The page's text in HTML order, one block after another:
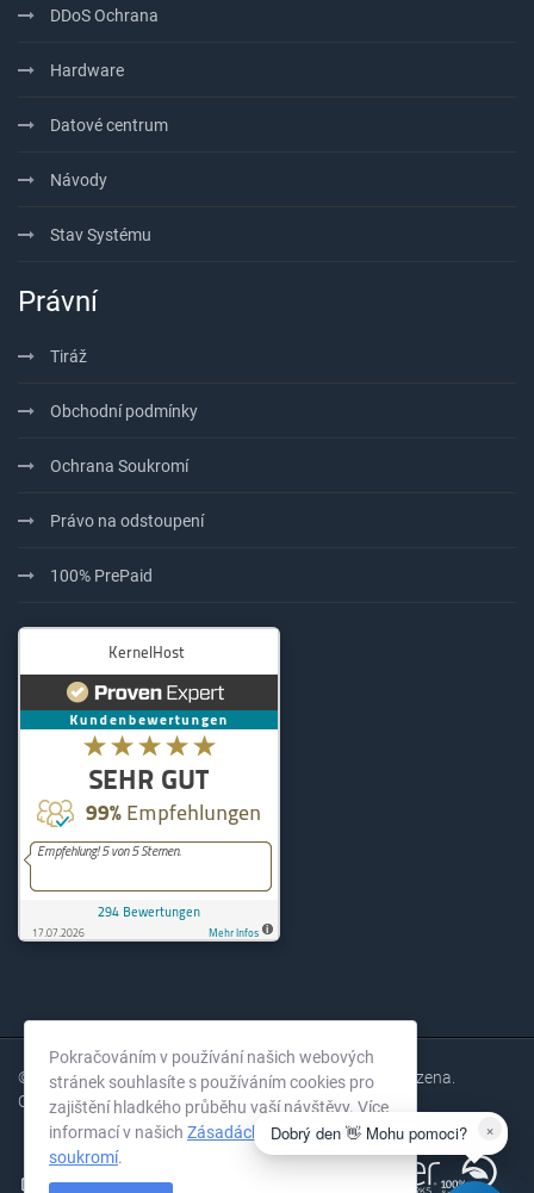
DDoS Ochrana
Hardware
Datové centrum
Návody
Stav Systému
Právní
Tiráž
Obchodní podmínky
Ochrana Soukromí
Právo na odstoupení
100% PrePaid
© 2004-2026 KernelHost GmbH. Všechna práva vyhrazena.
Ceny bez DPH.
Pokračováním v používání našich webových
stránek souhlasíte s používáním cookies pro
zajištění hladkého průběhu vaší návštěvy. Více
informací v našich Zásadách ochrany
soukromí.
×
Dobrý den 👋 Mohu pomoci?